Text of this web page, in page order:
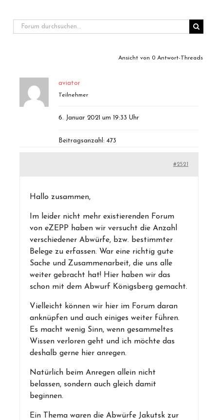
Ansicht von 0 Antwort-Threads
aviator
Teilnehmer
6. Januar 2021 um 19:33 Uhr
Beitragsanzahl: 473
#2521
Hallo zusammen,
Im leider nicht mehr existierenden Forum
von eZEPP haben wir versucht die Anzahl
verschiedener Abwürfe, bzw. bestimmter
Belege zu erfassen. War eine richtig gute
Sache und Zusammenarbeit, die uns alle
weiter gebracht hat! Hier haben wir das
schon mit dem Abwurf Königsberg gemacht.
Vielleicht können wir hier im Forum daran
anknüpfen und auch einiges weiter führen.
Es macht wenig Sinn, wenn gesammeltes
Wissen verloren geht und ich möchte das
deshalb gerne hier anregen.
Natürlich beim Anregen allein nicht
belassen, sondern auch gleich damit
beginnen.
Ein Thema waren die Abwürfe Jakutsk zur